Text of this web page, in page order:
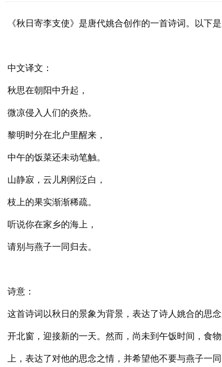
《秋日寄李支使》是唐代姚合创作的一首诗词。以下
中文译文：
秋思在朝阳中升起，
微凉侵入人们的炎热。
黎明时分在北户里醒来，
中午的饭菜还未动笔触。
山静寂，云儿刚刚泛白，
枝上的果实渐渐稀疏。
听说你在家乡的海上，
请别与燕子一同归去。
诗意：
这首诗词以秋日的景象为背景，表达了诗人姚合的思
开北窗，迎接新的一天。然而，尚未到午饭时间，食
上，表达了对他的思念之情，并希望他不要与燕子一